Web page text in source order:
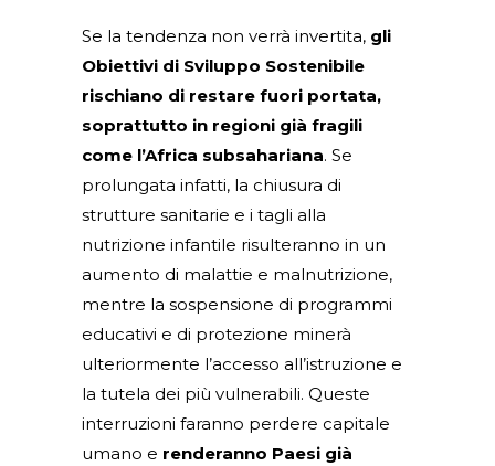
Se la tendenza non verrà invertita, gli
Obiettivi di Sviluppo Sostenibile
rischiano di restare fuori portata,
soprattutto in regioni già fragili
come l’Africa subsahariana. Se
prolungata infatti, la chiusura di
strutture sanitarie e i tagli alla
nutrizione infantile risulteranno in un
aumento di malattie e malnutrizione,
mentre la sospensione di programmi
educativi e di protezione minerà
ulteriormente l’accesso all’istruzione e
la tutela dei più vulnerabili. Queste
interruzioni faranno perdere capitale
umano e renderanno Paesi già